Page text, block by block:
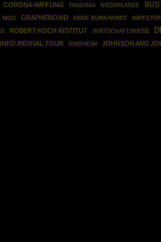
CORONA-IMPFUNG TANZANIA NIEDERLANDE
NGO GRAPHENOXID ARNE BURKHARDT
ROBERT-KOCH INSTITUT WIRTSCHAFTSKRISE
REVIVAL TOUR SINSHEIM JOHNSON AND